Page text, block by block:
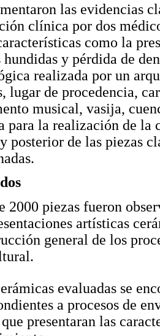
las evidencias
clínica por dos
como la
y pérdida de
realizada por un
lugar de procedencia,
musical, vasija,
para la realización de la
posterior de las piezas
2000 piezas fueron
artísticas
general de los
evaluadas se
a procesos de
presentaran las